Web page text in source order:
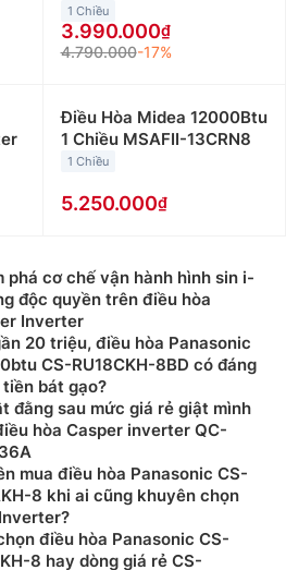
1 Chiều
3.990.000
4.790.000-17%
Điều Hòa Midea 12000Btu
1 Chiều MSAFII-13CRN8
1 Chiều
5.250.000
phá cơ chế vận hành hình sin i-
độc quyền trên điều hòa
Inverter
20 triệu, điều hòa Panasonic
CS-RU18CKH-8BD có đáng
bát gạo?
đằng sau mức giá rẻ giật mình
hòa Casper inverter QC-
mua điều hòa Panasonic CS-
8 khi ai cũng khuyên chọn
điều hòa Panasonic CS-
8 hay dòng giá rẻ CS-